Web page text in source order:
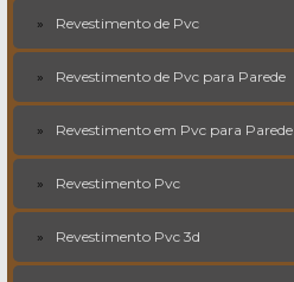
Revestimento de Pvc
Revestimento de Pvc para Parede
Revestimento em Pvc para Parede
Revestimento Pvc
Revestimento Pvc 3d